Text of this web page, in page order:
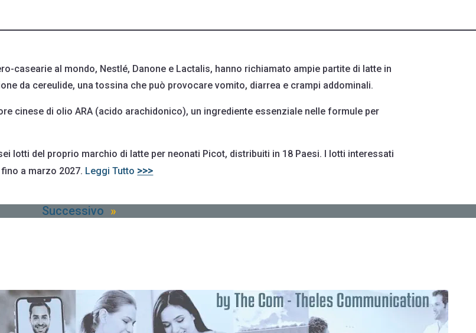
casearie al mondo, Nestlé, Danone e Lactalis, hanno richiamato ampie partite di latte in
da cereulide, una tossina che può provocare vomito, diarrea e crampi addominali.
cinese di olio ARA (acido arachidonico), un ingrediente essenziale nelle formule per
lotti del proprio marchio di latte per neonati Picot, distribuiti in 18 Paesi. I lotti interessati
a marzo 2027. Leggi Tutto >>>
Successivo »